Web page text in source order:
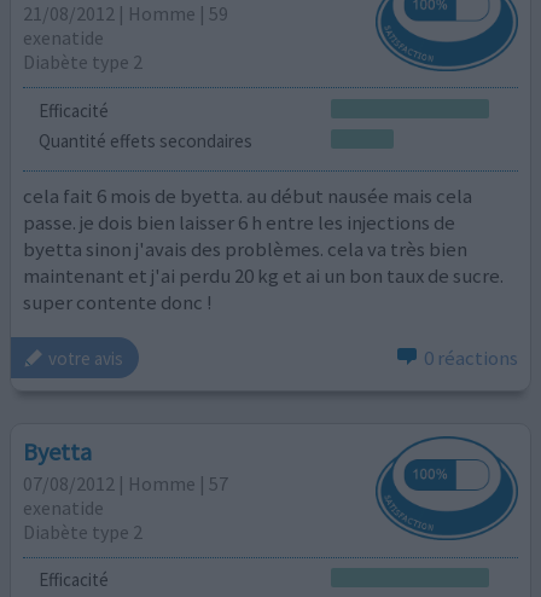
21/08/2012 | Homme | 59
exenatide
Diabète type 2
Efficacité
Quantité effets secondaires
cela fait 6 mois de byetta. au début nausée mais cela
passe. je dois bien laisser 6 h entre les injections de
byetta sinon j'avais des problèmes. cela va très bien
maintenant et j'ai perdu 20 kg et ai un bon taux de sucre.
super contente donc !
votre avis 0 réactions
Byetta
07/08/2012 | Homme | 57
exenatide
Diabète type 2
Efficacité